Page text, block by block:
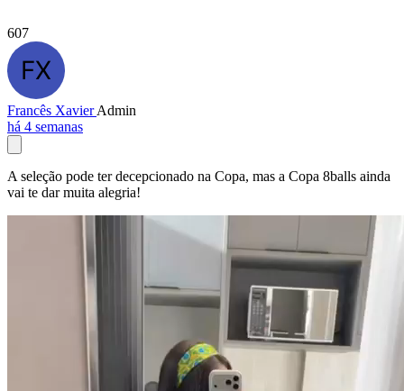
607
Francês XavierAdmin
há 4 semanas
A seleção pode ter decepcionado na Copa, mas a Copa 8balls ainda
vai te dar muita alegria!